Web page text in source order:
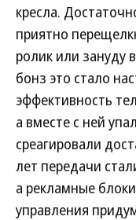
кресла.
приятно
ролик или зануду
бонз это стало
эффективность
а вместе с ней
среагировали
лет передачи
а рекламные
управления